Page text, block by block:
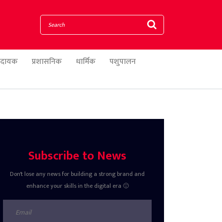
प्रशासनिक धार्मिक
पशुपालन
Subscribe to News
Don't lose any news for building a strong brand and
enhance your skills in the digital era 🙂